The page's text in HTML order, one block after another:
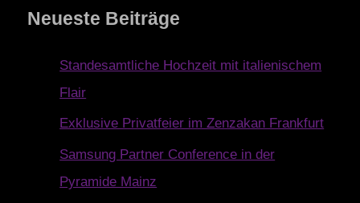
Neueste Beiträge
Standesamtliche Hochzeit mit italienischem
Flair
Exklusive Privatfeier im Zenzakan Frankfurt
Samsung Partner Conference in der
Pyramide Mainz